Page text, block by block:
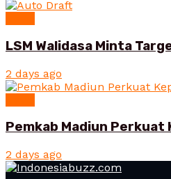
LSM Walidasa Minta
2 days ago
Pemkab Madiun Perkuat
2 days ago